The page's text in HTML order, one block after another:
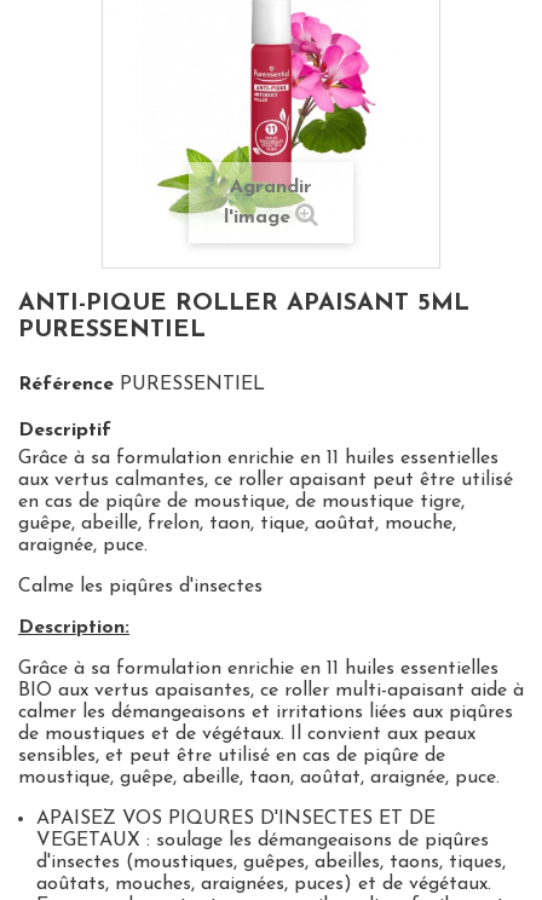
Agrandir
l'image
ANTI-PIQUE ROLLER APAISANT 5ML
PURESSENTIEL
Référence PURESSENTIEL
Descriptif
Grâce à sa formulation enrichie en 11 huiles essentielles
aux vertus calmantes, ce roller apaisant peut être utilisé
en cas de piqûre de moustique, de moustique tigre,
guêpe, abeille, frelon, taon, tique, aoûtat, mouche,
araignée, puce.
Calme les piqûres d'insectes
Description:
Grâce à sa formulation enrichie en 11 huiles essentielles
BIO aux vertus apaisantes, ce roller multi-apaisant aide à
calmer les démangeaisons et irritations liées aux piqûres
de moustiques et de végétaux. Il convient aux peaux
sensibles, et peut être utilisé en cas de piqûre de
moustique, guêpe, abeille, taon, aoûtat, araignée, puce.
APAISEZ VOS PIQURES D'INSECTES ET DE
VEGETAUX : soulage les démangeaisons de piqûres
d'insectes (moustiques, guêpes, abeilles, taons, tiques,
aoûtats, mouches, araignées, puces) et de végétaux.